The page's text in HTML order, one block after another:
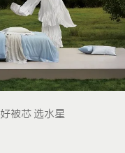
好被芯 选水星